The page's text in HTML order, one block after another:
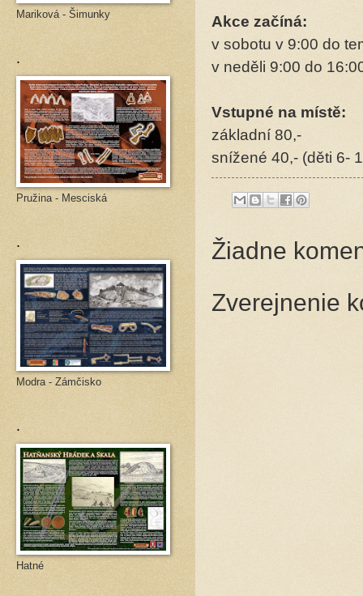
Akce začíná:
v sobotu v 9:00 do
v neděli 9:00 do
Vstupné na místě:
základní 80,-
snížené 40,- (děti 6-
Žiadne
Zverejnenie
Mariková - Šimunky
.
Pružina - Mesciská
.
Modra - Zámčisko
.
Hatné